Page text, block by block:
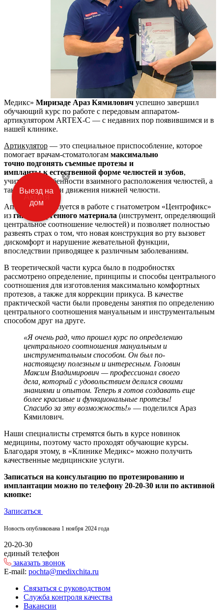
Медикс» Миризаде Араз Кямилович успешно завершил
обучающий курс по работе c передовым аппаратом-
артикулятором ARTEX-C — с недавних пор появившимся и в
нашей клинике.
Артикулятор — это специальное приспособление, которое
помогает врачам-стоматологам максимально
точно подгонять съемные протезы и
импланты к естественной форме челюстей и зубов,
учитывать особенности взаимного расположения челюстей, а
также траектории движения нижней челюсти.
Аппарат используется в работе с гнатометром «Центрофикс»
из гипоаллергенного материала (инструмент, определяющий
центральное соотношение челюстей) и позволяет полностью
развеять страх о том, что новая конструкция во рту вызовет
дискомфорт и нарушение жевательной функции,
впоследствии приводящее к различным заболеваниям.
В теоретической части курса было в подробностях
рассмотрено определение, принципы и способы центрального
соотношения для изготовления максимально комфортных
протезов, а также для коррекции прикуса. В качестве
практической части были проведены занятия по определению
центрального соотношения мануальным и инструментальным
способом друг на друге.
«Я очень рад, что прошел курс по определению
центрального соотношения мануальным и
инструментальным способом. Он был по-
настоящему полезным и интересным. Головин
Максим Владимирович — профессионал своего
дела, который с удовольствием делился своими
знаниями и опытом. Теперь я готов создавать еще
более красивые и функциональные протезы!
Спасибо за эту возможность!» — поделился Араз
Кямилович.
Наши специалисты стремятся быть в курсе новинок
медицины, поэтому часто проходят обучающие курсы.
Благодаря этому, в «Клинике Медикс» можно получить
качественные медицинские услуги.
Записаться на консультацию по протезированию и
имплантации можно по телефону 20-20-30 или по активной
кнопке:
Записаться
Новость опубликована 1 ноября 2024 года
20-20-30
единый телефон
заказать звонок
E-mail: pochta@medixchita.ru
Связаться с руководством
Служба контроля качества
Вакансии
Выезд на
дом